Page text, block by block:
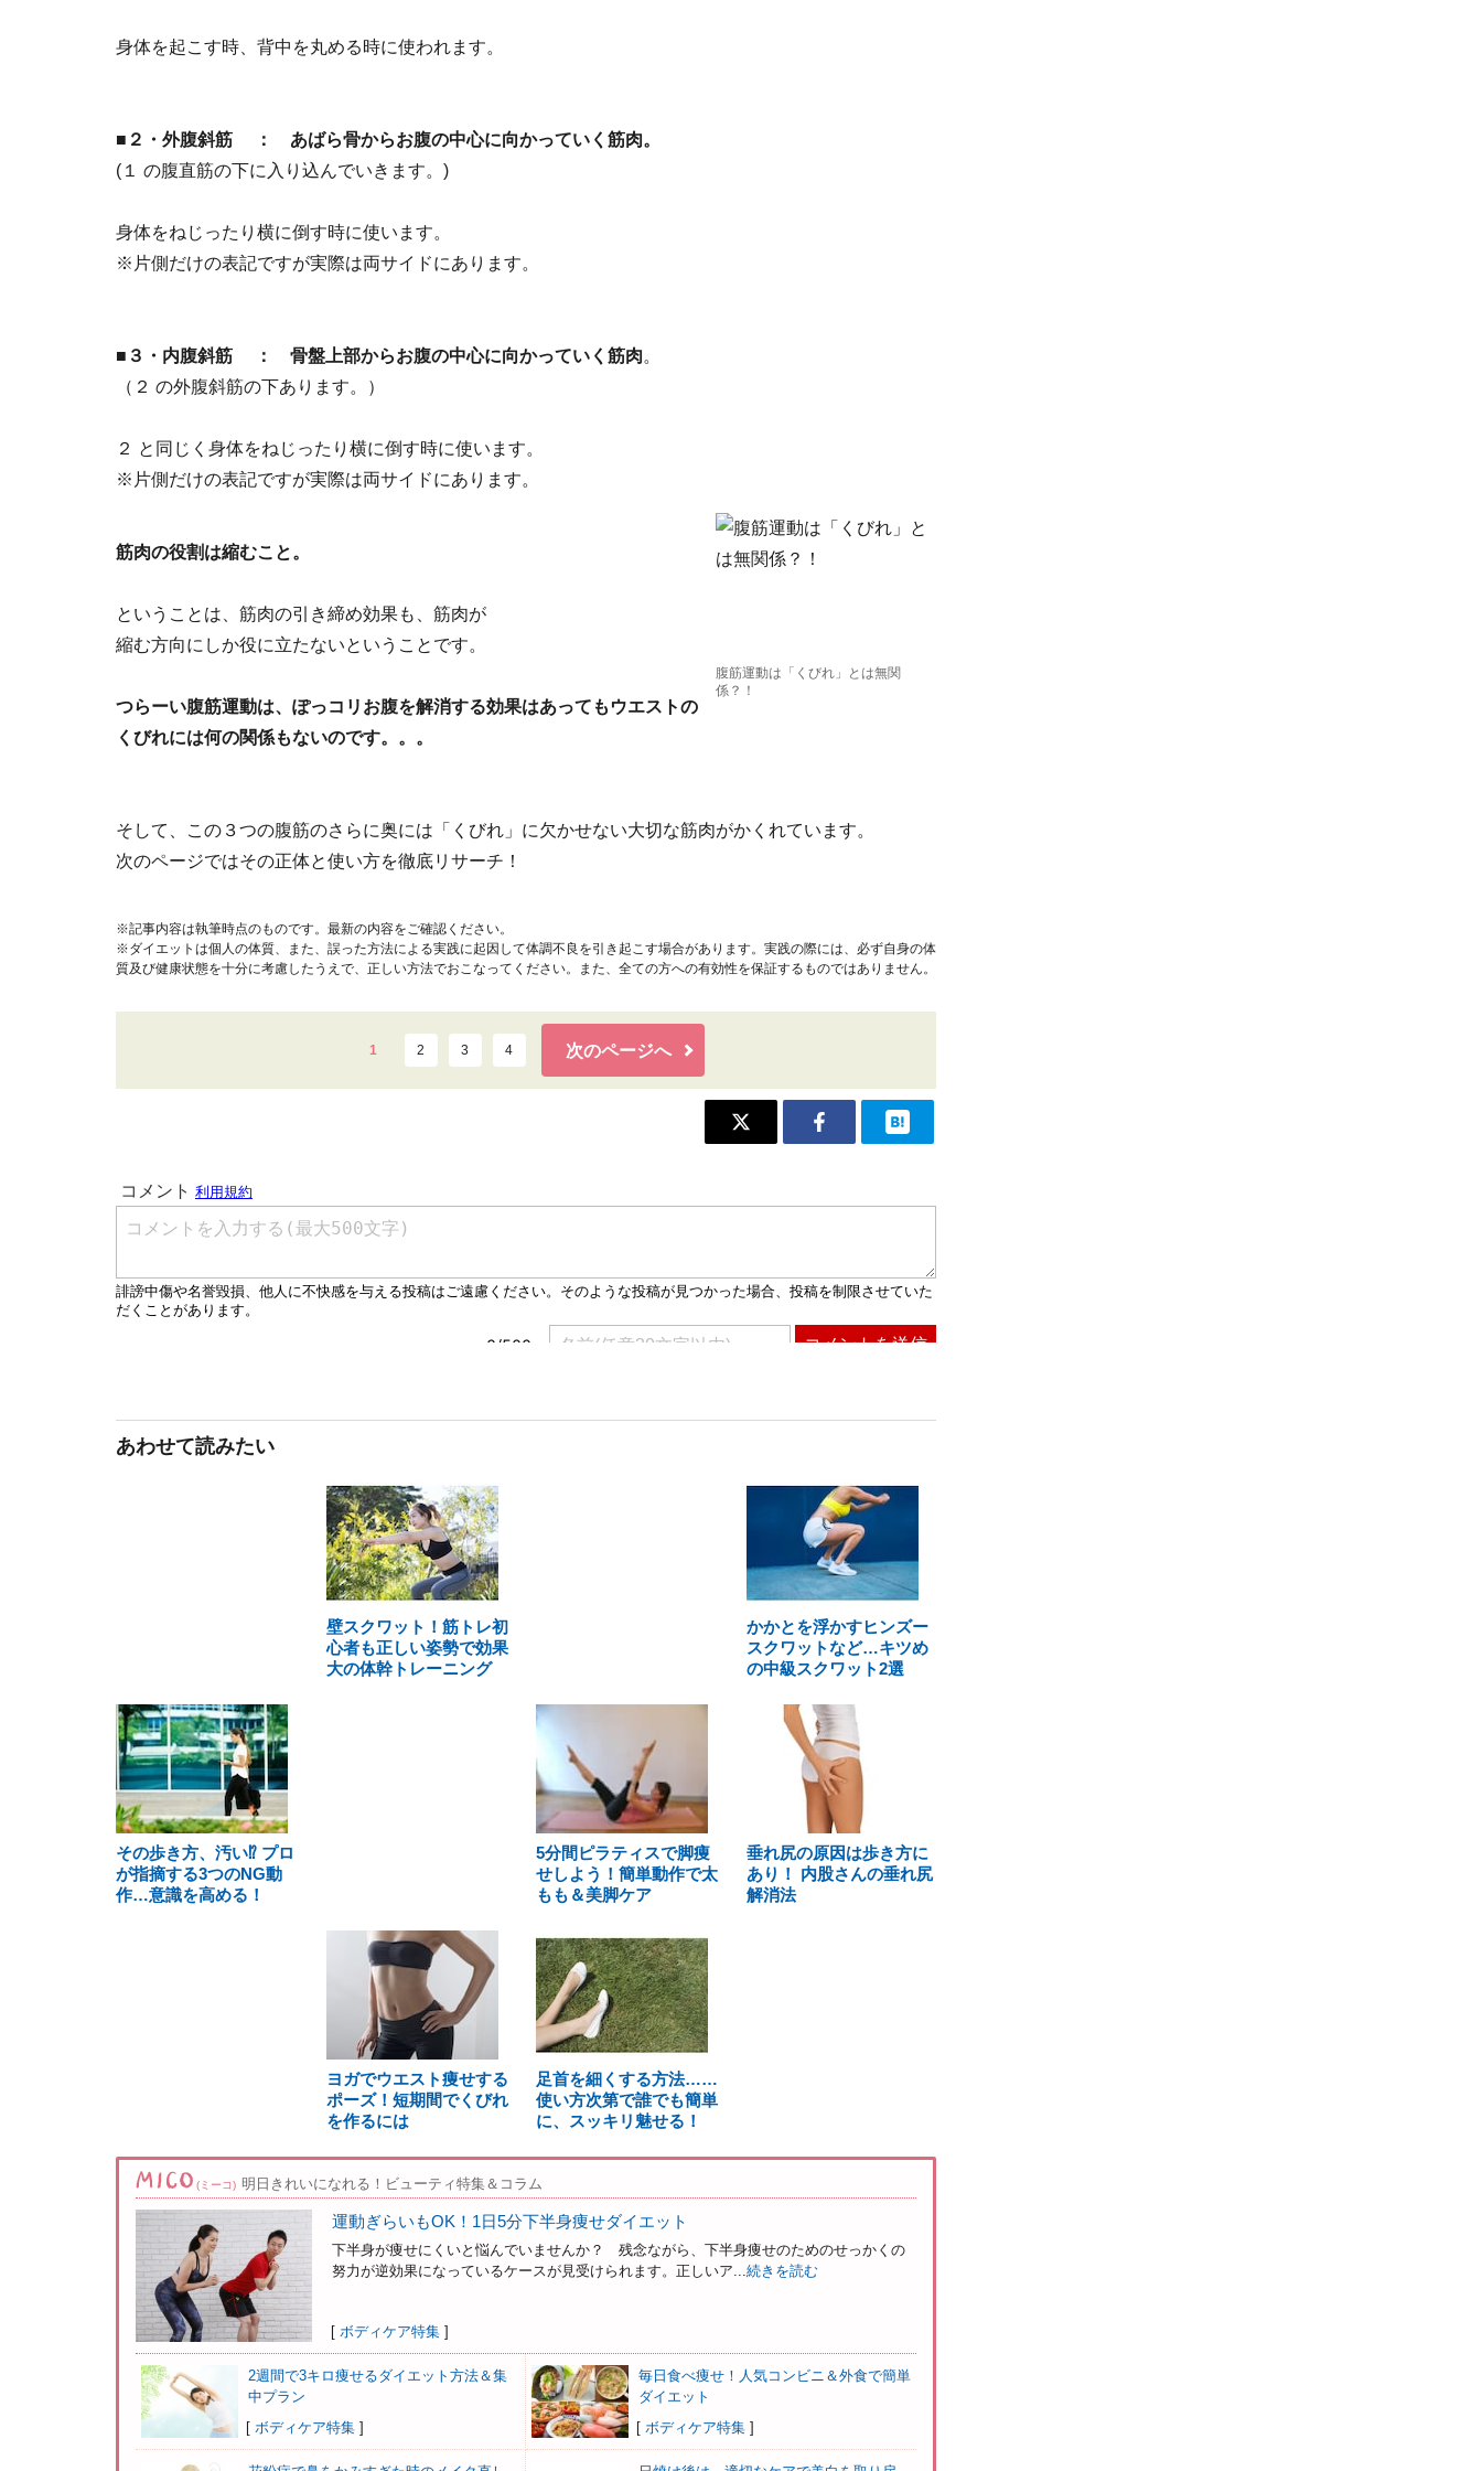
身体を起こす時、背中を丸める時に使われます。
■２・外腹斜筋 ： あばら骨からお腹の中心に向かっていく筋肉。
(１ の腹直筋の下に入り込んでいきます。)
身体をねじったり横に倒す時に使います。
※片側だけの表記ですが実際は両サイドにあります。
■３・内腹斜筋 ： 骨盤上部からお腹の中心に向かっていく筋肉。
（２ の外腹斜筋の下あります。）
２ と同じく身体をねじったり横に倒す時に使います。
※片側だけの表記ですが実際は両サイドにあります。
腹筋運動は「くびれ」とは無関
係？！
筋肉の役割は縮むこと。
ということは、筋肉の引き締め効果も、筋肉が
縮む方向にしか役に立たないということです。
つらーい腹筋運動は、ぽっコリお腹を解消する効果はあってもウエストの
くびれには何の関係もないのです。。。
そして、この３つの腹筋のさらに奥には「くびれ」に欠かせない大切な筋肉がかくれています。
次のページではその正体と使い方を徹底リサーチ！
※記事内容は執筆時点のものです。最新の内容をご確認ください。
※ダイエットは個人の体質、また、誤った方法による実践に起因して体調不良を引き起こす場合があります。実践の際には、必ず自身の体
質及び健康状態を十分に考慮したうえで、正しい方法でおこなってください。また、全ての方への有効性を保証するものではありません。
1 2 3 4 次のページへ
あわせて読みたい
壁スクワット！筋トレ初
心者も正しい姿勢で効果
大の体幹トレーニング
かかとを浮かすヒンズー
スクワットなど…キツめ
の中級スクワット2選
その歩き方、汚い⁉ プロ
が指摘する3つのNG動
作…意識を高める！
5分間ピラティスで脚痩
せしよう！簡単動作で太
もも＆美脚ケア
垂れ尻の原因は歩き方に
あり！ 内股さんの垂れ尻
解消法
ヨガでウエスト痩せする
ポーズ！短期間でくびれ
を作るには
足首を細くする方法……
使い方次第で誰でも簡単
に、スッキリ魅せる！
(ミーコ) 明日きれいになれる！ビューティ特集＆コラム
運動ぎらいもOK！1日5分下半身痩せダイエット
下半身が痩せにくいと悩んでいませんか？ 残念ながら、下半身痩せのためのせっかくの
努力が逆効果になっているケースが見受けられます。正しいア...続きを読む
[ ボディケア特集 ]
2週間で3キロ痩せるダイエット方法＆集
中プラン
[ ボディケア特集 ]
毎日食べ痩せ！人気コンビニ＆外食で簡単
ダイエット
[ ボディケア特集 ]